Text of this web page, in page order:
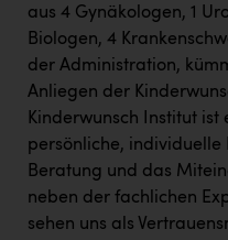
aus 4 Gynäkologen, 1
Biologen, 4
der Administration,
Anliegen der
Kinderwunsch Institut ist
persönliche, individuelle
Beratung und das
neben der fachlichen
sehen uns als